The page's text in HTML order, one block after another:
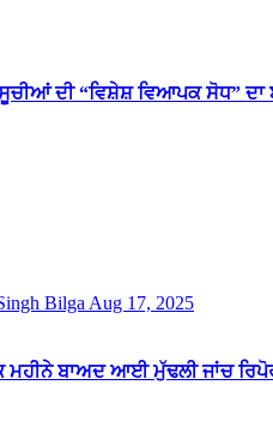
ਦੀ “ਵਿਸ਼ੇਸ਼ ਵਿਆਪਕ ਸੋਧ” ਦਾ
Bilga Aug 17, 2025
ਮਹੀਨੇ ਬਾਅਦ ਆਈ ਮੁੱਢਲੀ ਜਾਂਚ